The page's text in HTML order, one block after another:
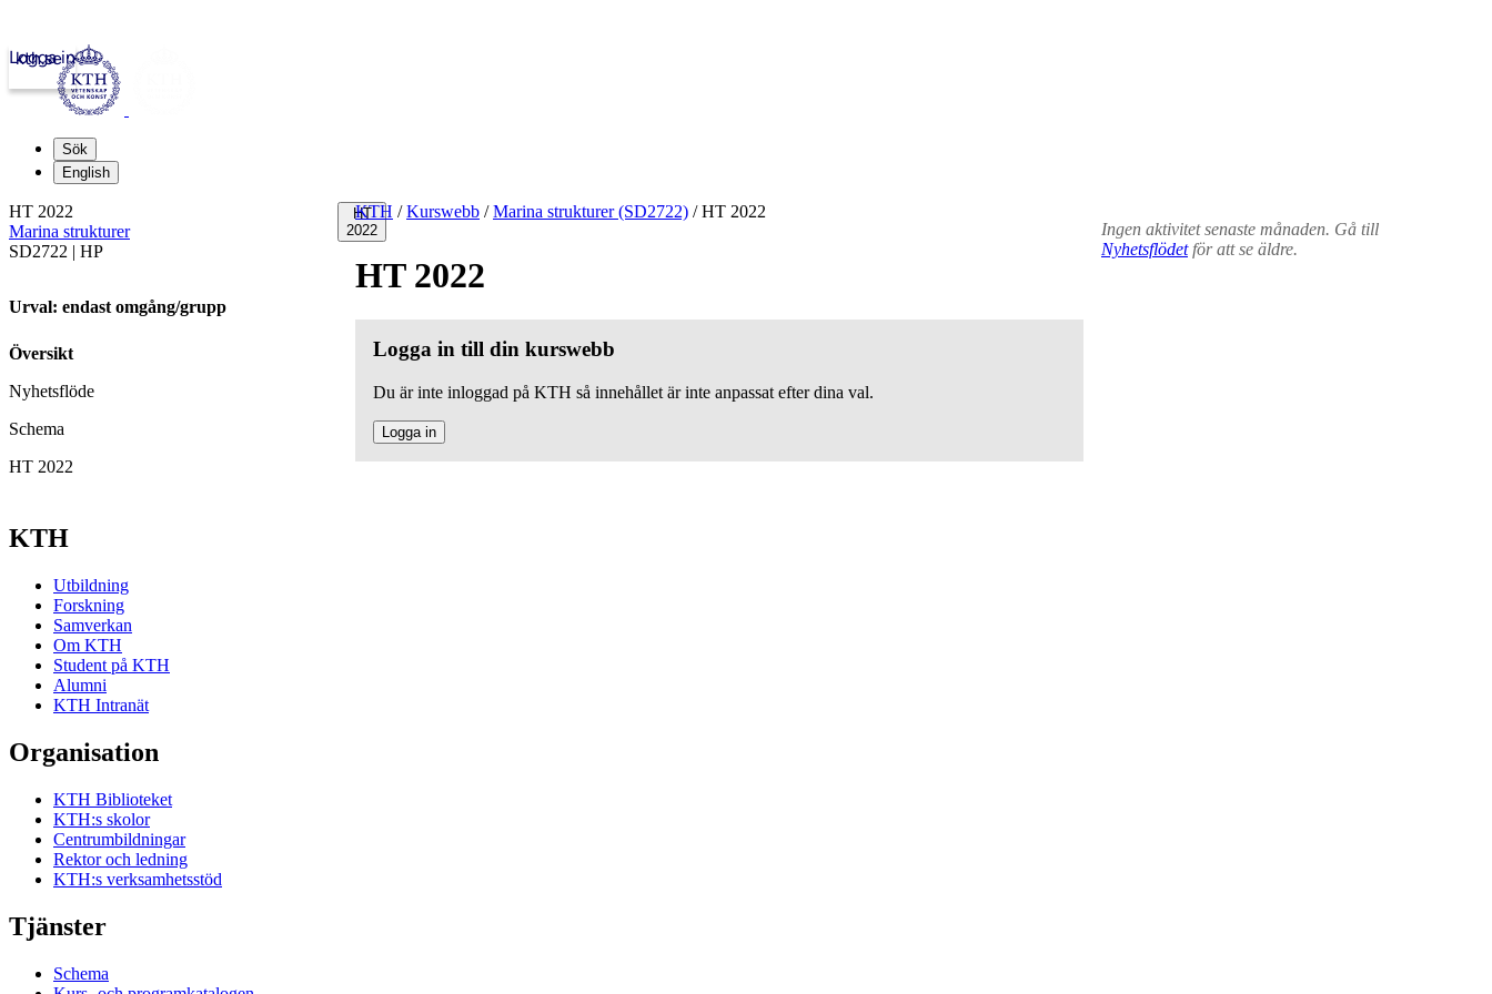
kth.se
Logga in
Sök
English
HT
2022
KTH / Kurswebb / Marina strukturer (SD2722) /HT 2022
HT 2022
Logga in till din kurswebb
Du är inte inloggad på KTH så innehållet är inte anpassat efter dina val.
Logga in
Ingen aktivitet senaste månaden. Gå till
Nyhetsflödetför att se äldre.
HT 2022
Marina strukturer
SD2722 | HP
Urval: endast omgång/grupp
Översikt
Nyhetsflöde
Schema
HT 2022
KTH
Utbildning
Forskning
Samverkan
Om KTH
Student på KTH
Alumni
KTH Intranät
Organisation
KTH Biblioteket
KTH:s skolor
Centrumbildningar
Rektor och ledning
KTH:s verksamhetsstöd
Tjänster
Schema